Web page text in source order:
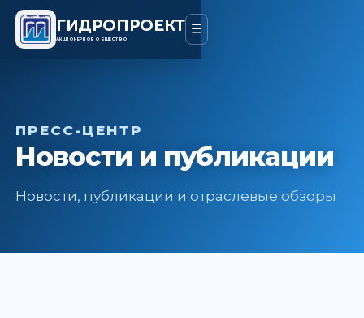
ГИДРОПРОЕКТ
АКЦИОНЕРНОЕ ОБЩЕСТВО
☰
ПРЕСС-ЦЕНТР
Новости и публикации
Новости, публикации и отраслевые обзоры